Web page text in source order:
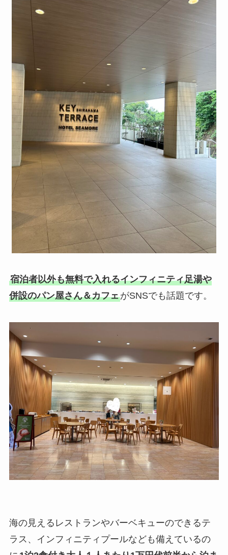
宿泊者以外も無料で入れるインフィニティ足湯や
併設のパン屋さん＆カフェがSNSでも話題です。
海の見えるレストランやバーベキューのできるテ
ラス、インフィニティプールなども備えているの